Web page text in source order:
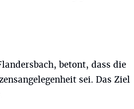
betont, dass die
sei. Das Ziel